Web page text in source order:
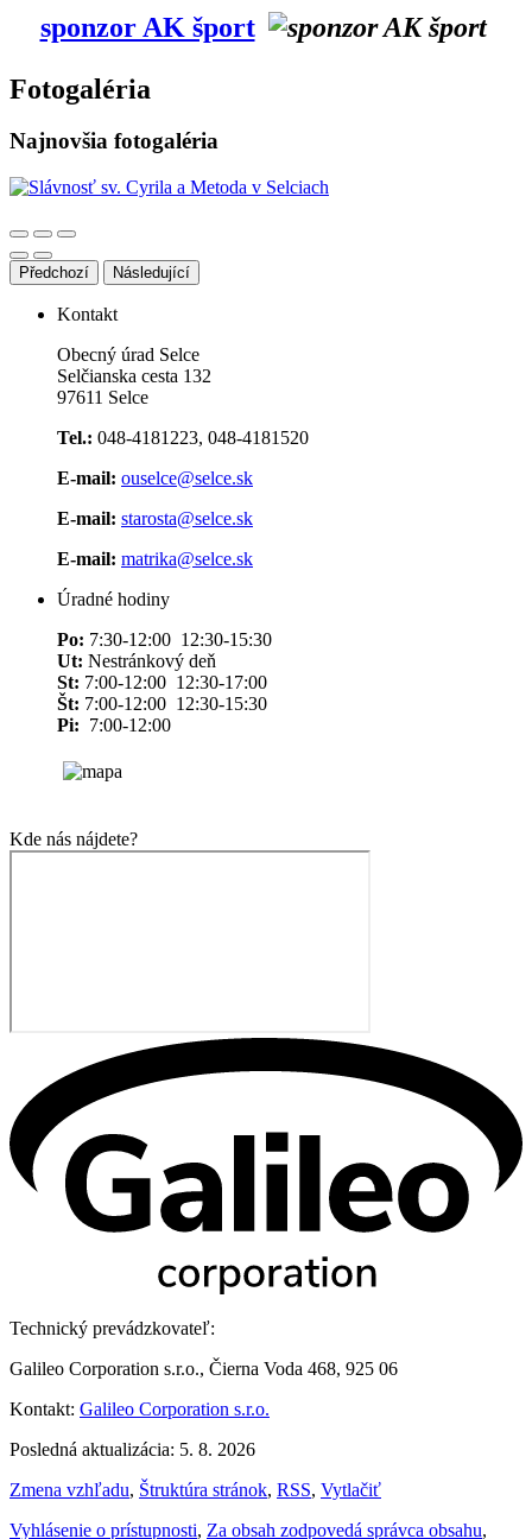
sponzor AK šport
Fotogaléria
Najnovšia fotogaléria
Předchozí Následující
Kontakt
Obecný úrad Selce
Selčianska cesta 132
97611 Selce
Tel.: 048-4181223, 048-4181520
E-mail: ouselce@selce.sk
E-mail: starosta@selce.sk
E-mail: matrika@selce.sk
Úradné hodiny
Po: 7:30-12:00 12:30-15:30
Ut: Nestránkový deň
St: 7:00-12:00 12:30-17:00
Št: 7:00-12:00 12:30-15:30
Pi: 7:00-12:00
Kde nás nájdete?
Technický prevádzkovateľ:
Galileo Corporation s.r.o., Čierna Voda 468, 925 06
Kontakt: Galileo Corporation s.r.o.
Posledná aktualizácia: 5. 8. 2026
Zmena vzhľadu, Štruktúra stránok, RSS, Vytlačiť
Vyhlásenie o prístupnosti, Za obsah zodpovedá správca obsahu,